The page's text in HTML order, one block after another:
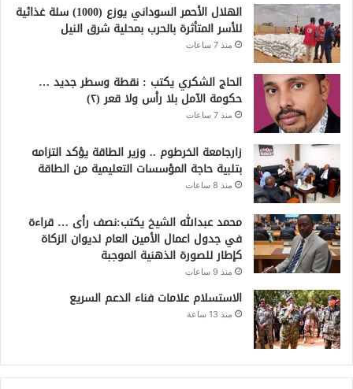
الهلال الأحمر السوداني يوزع (1000) سلة غذائية
للأسر المتأثرة بالحرب بمحلية شرق النيل
منذ 7 ساعات
الحاج الشكري يكتب : نقطة وسطر جديد …
حكومة الآمل بلا رأس ولا قعر (٢)
منذ 7 ساعات
زارجامعة الخرطوم .. وزير الطاقة يؤكد التزامه
بتلبية حاجة المؤسسات التعليمية من الطاقة
منذ 8 ساعات
محمد عبدالله الشيخ يكتب:نصف رأى … قراءة
في جدول اعمال الأمين العام لديوان الزكاة
كإطار للصورة الذهنية الموجبة
منذ 9 ساعات
الاستسلام علامات فناء الدعم السريع
منذ 13 ساعة